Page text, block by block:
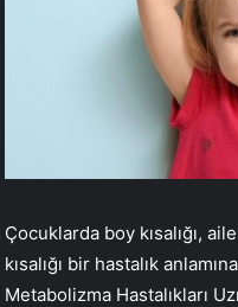
Çocuklarda boy kısalığı,
kısalığı bir hastalık
Metabolizma Hastalıkları